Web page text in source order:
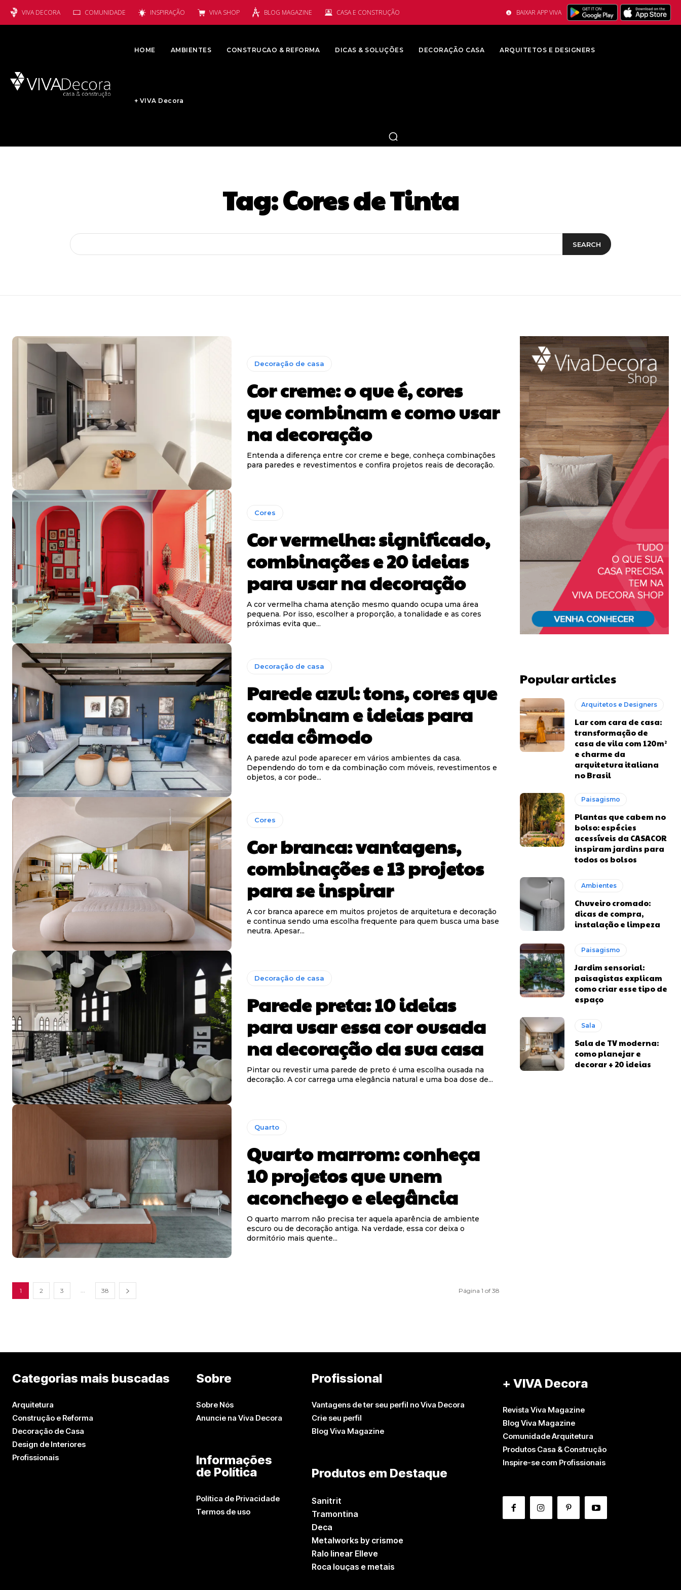
VIVA DECORA COMUNIDADE INSPIRAÇÃO VIVA SHOP BLOG MAGAZINE CASA E CONSTRUÇÃO BAIXAR APP VIVA
HOME AMBIENTES CONSTRUCAO & REFORMA DICAS & SOLUÇÕES DECORAÇÃO CASA ARQUITETOS E DESIGNERS
+ VIVA Decora
Tag:Cores de Tinta
SEARCH
Decoração de casa
Cor creme: o que é, cores
que combinam e como usar
na decoração
Entenda a diferença entre cor creme e bege, conheça combinações
para paredes e revestimentos e confira projetos reais de decoração.
Cores
Cor vermelha: significado,
combinações e 20 ideias
para usar na decoração
A cor vermelha chama atenção mesmo quando ocupa uma área
pequena. Por isso, escolher a proporção, a tonalidade e as cores
próximas evita que...
Decoração de casa
Parede azul: tons, cores que
combinam e ideias para
cada cômodo
A parede azul pode aparecer em vários ambientes da casa.
Dependendo do tom e da combinação com móveis, revestimentos e
objetos, a cor pode...
Cores
Cor branca: vantagens,
combinações e 13 projetos
para se inspirar
A cor branca aparece em muitos projetos de arquitetura e decoração
e continua sendo uma escolha frequente para quem busca uma base
neutra. Apesar...
Decoração de casa
Parede preta: 10 ideias
para usar essa cor ousada
na decoração da sua casa
Pintar ou revestir uma parede de preto é uma escolha ousada na
decoração. A cor carrega uma elegância natural e uma boa dose de...
Quarto
Quarto marrom: conheça
10 projetos que unem
aconchego e elegância
O quarto marrom não precisa ter aquela aparência de ambiente
escuro ou de decoração antiga. Na verdade, essa cor deixa o
dormitório mais quente...
1 2 3 ... 38 Página 1 of 38
Popular articles
Arquitetos e Designers
Lar com cara de casa:
transformação de
casa de vila com 120m²
e charme da
arquitetura italiana
no Brasil
Paisagismo
Plantas que cabem no
bolso: espécies
acessíveis da CASACOR
inspiram jardins para
todos os bolsos
Ambientes
Chuveiro cromado:
dicas de compra,
instalação e limpeza
Paisagismo
Jardim sensorial:
paisagistas explicam
como criar esse tipo de
espaço
Sala
Sala de TV moderna:
como planejar e
decorar + 20 ideias
Categorias mais buscadas
Arquitetura
Construção e Reforma
Decoração de Casa
Design de Interiores
Profissionais
Sobre
Sobre Nós
Anuncie na Viva Decora
Informações
de Política
Política de Privacidade
Termos de uso
Profissional
Vantagens de ter seu perfil no Viva Decora
Crie seu perfil
Blog Viva Magazine
Produtos em Destaque
Sanitrit
Tramontina
Deca
Metalworks by crismoe
Ralo linear Elleve
Roca louças e metais
+ VIVA Decora
Revista Viva Magazine
Blog Viva Magazine
Comunidade Arquitetura
Produtos Casa & Construção
Inspire-se com Profissionais